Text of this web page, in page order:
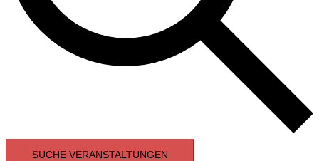
SUCHE VERANSTALTUNGEN